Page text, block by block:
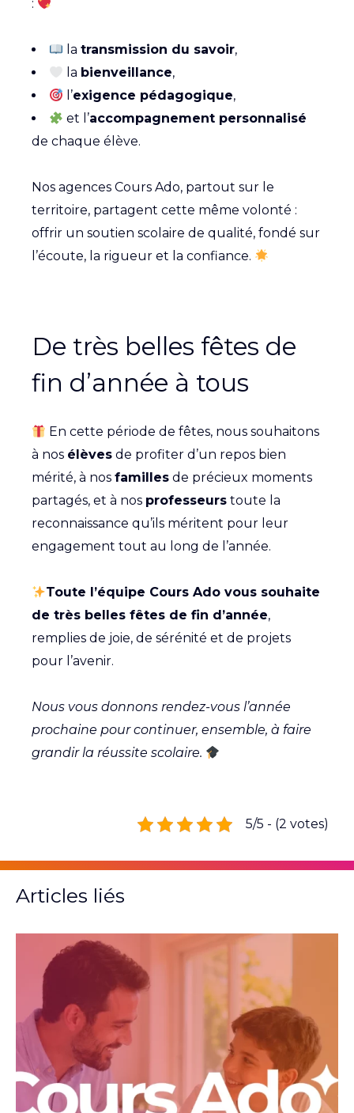
:
latransmission du savoir,
la bienveillance,
l’exigence pédagogique,
et l’accompagnement personnalisé
de chaque élève.
Nos agences Cours Ado, partout sur le
territoire, partagent cette même volonté :
offrir un soutien scolaire de qualité, fondé sur
l’écoute, la rigueur et la confiance.
De très belles fêtes de
fin d’année à tous
En cette période de fêtes, nous souhaitons
à nos élèves de profiter d’un repos bien
mérité, à nos familles de précieux moments
partagés, et à nos professeurs toute la
reconnaissance qu’ils méritent pour leur
engagement tout au long de l’année.
Toute l’équipe Cours Ado vous souhaite
de très belles fêtes de fin d’année,
remplies de joie, de sérénité et de projets
pour l’avenir.
Nous vous donnons rendez-vous l’année
prochaine pour continuer, ensemble, à faire
grandir la réussite scolaire.
5/5 - (2 votes)
Articles liés